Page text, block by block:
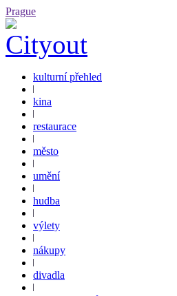
Prague
kulturní přehled
kina
restaurace
město
umění
hudba
výlety
nákupy
divadla